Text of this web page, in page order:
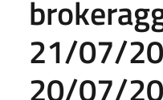
21/07/
20/07/